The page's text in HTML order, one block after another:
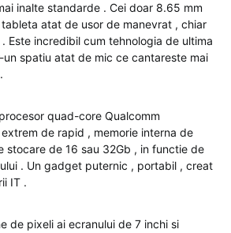
inalte standarde . Cei doar 8.65 mm
atat de usor de manevrat , chiar
Este incredibil cum tehnologia de ultima
spatiu atat de mic ce cantareste mai
quad-core Qualcomm
de rapid , memorie interna de
stocare de 16 sau 32Gb , in functie de
. Un gadget puternic , portabil , creat
IT .
de pixeli ai ecranului de 7 inchi si